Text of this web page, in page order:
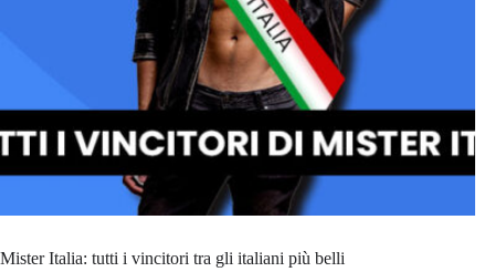
Mister Italia: tutti i vincitori tra gli italiani più belli